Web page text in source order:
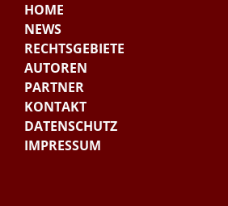
HOME
NEWS
RECHTSGEBIETE
AUTOREN
PARTNER
KONTAKT
DATENSCHUTZ
IMPRESSUM